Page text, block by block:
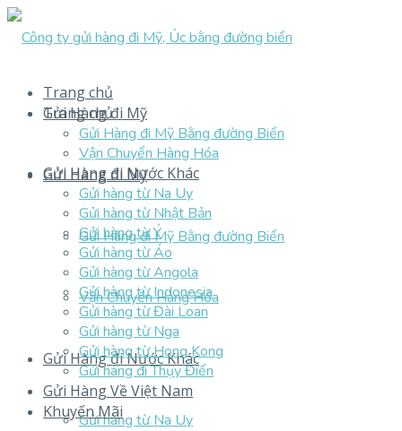
Trang chủ
Gửi Hàng đi Mỹ
Gửi Hàng đi Mỹ Bằng đường Biển
Vận Chuyển Hàng Hóa
Gửi Hàng đi Nước Khác
Gửi hàng từ Na Uy
Trang chủ
Gửi Hàng đi Mỹ
Gửi Hàng đi Mỹ Bằng đường Biển
Vận Chuyển Hàng Hóa
Gửi Hàng đi Nước Khác
Gửi hàng từ Na Uy
Gửi hàng từ Nhật Bản
Gửi hàng từ Ý
Gửi hàng từ Áo
Gửi hàng từ Angola
Gửi hàng từ Indonesia
Gửi hàng từ Đài Loan
Gửi hàng từ Nga
Gửi hàng từ Hong Kong
Gửi hàng đi Thụy Điển
Gửi Hàng Về Việt Nam
Khuyến Mãi